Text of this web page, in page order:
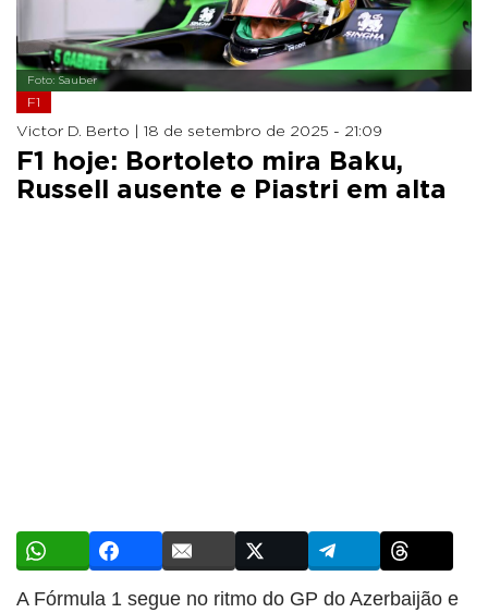
Foto: Sauber
F1
Victor D. Berto | 18 de setembro de 2025 - 21:09
F1 hoje: Bortoleto mira Baku,
Russell ausente e Piastri em alta
A Fórmula 1 segue no ritmo do GP do Azerbaijão e